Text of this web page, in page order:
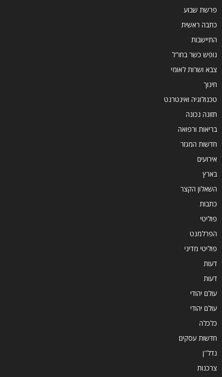
פרשת שבוע
כתבה ראשית
התיישבות
נופש כשר בחו"ל
צבא ושרות לאומי
חינוך
טכנולוגיה ואינטרנט
תזונה נכונה
בריאות ורפואה
חדשות המגזר
אירועים
בארץ
השאלון הקצר
כתבות
פוליטי
הפרלמנט
פוליטי מדיני
דעות
דעות
עולם יהודי
עולם יהודי
כלכלה
חדשות עסקים
נדל''ן
צרכנות